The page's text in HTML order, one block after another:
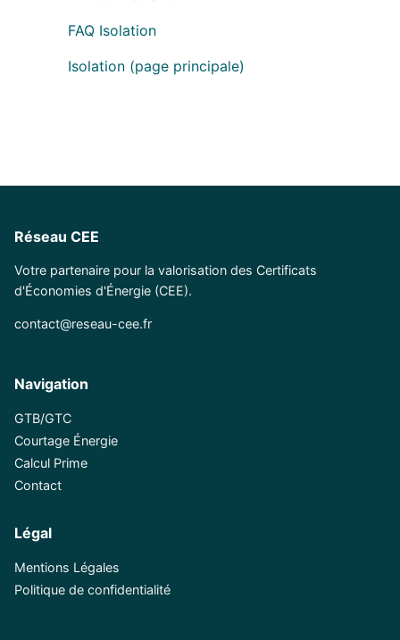
FAQ Isolation
Isolation (page principale)
Réseau CEE
Votre partenaire pour la valorisation des Certificats
d'Économies d'Énergie (CEE).
contact@reseau-cee.fr
Navigation
GTB/GTC
Courtage Énergie
Calcul Prime
Contact
Légal
Mentions Légales
Politique de confidentialité